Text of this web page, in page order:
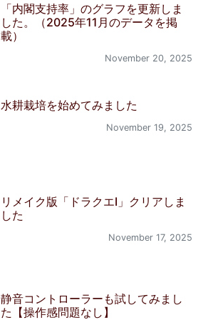
「内閣支持率」のグラフを更新しま
した。（2025年11月のデータを掲
載）
November 20, 2025
水耕栽培を始めてみました
November 19, 2025
リメイク版「ドラクエI」クリアしま
した
November 17, 2025
静音コントローラーも試してみまし
た【操作感問題なし】